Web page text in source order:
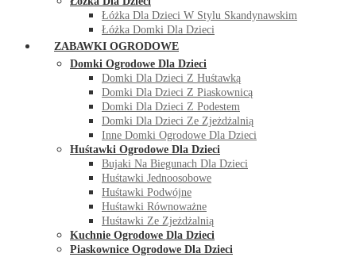
Łóżka Dla Dzieci W Stylu Skandynawskim
Łóżka Domki Dla Dzieci
ZABAWKI OGRODOWE
Domki Ogrodowe Dla Dzieci
Domki Dla Dzieci Z Huśtawką
Domki Dla Dzieci Z Piaskownicą
Domki Dla Dzieci Z Podestem
Domki Dla Dzieci Ze Zjeżdżalnią
Inne Domki Ogrodowe Dla Dzieci
Huśtawki Ogrodowe Dla Dzieci
Bujaki Na Biegunach Dla Dzieci
Huśtawki Jednoosobowe
Huśtawki Podwójne
Huśtawki Równoważne
Huśtawki Ze Zjeżdżalnią
Kuchnie Ogrodowe Dla Dzieci
Piaskownice Ogrodowe Dla Dzieci